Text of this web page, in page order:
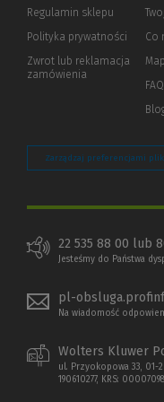
Regulamin sklepu
Polityka prywatności (Nowe
(Link
innej
Zwrot lub reklamacja
zamówienia
Co
FAQ
Zarządzaj preferencjami
22 535 88 00 lub
Jesteśmy do Państwa
pl-
Na wiadomość
Wolters Kluwer
ul. Przyokopowa 33, 01-
190610277, KRS: